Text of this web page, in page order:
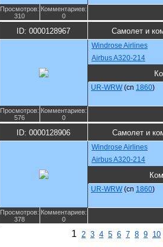
Просмотров:
310
Комментариев:
0
ID: 0000128967 Самолет и
Windrose Airlines
Airbus A320-214
UR-WRW (cn 1860)
Просмотров:
576
Комментариев:
0
ID: 0000128906 Самолет и
Windrose Airlines
Airbus A320-214
UR-WRW (cn 1860)
Просмотров:
378
Комментариев:
0
1 2 3 4 5 6 7 8 9 10